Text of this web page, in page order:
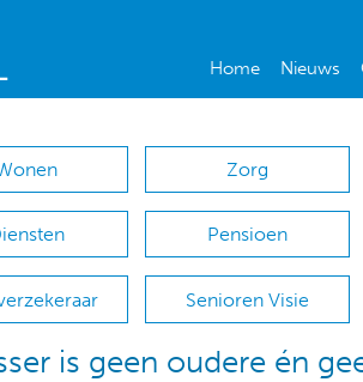
Home Nieuws
Zorg
Pensioen
Senioren Visie
is geen oudere én